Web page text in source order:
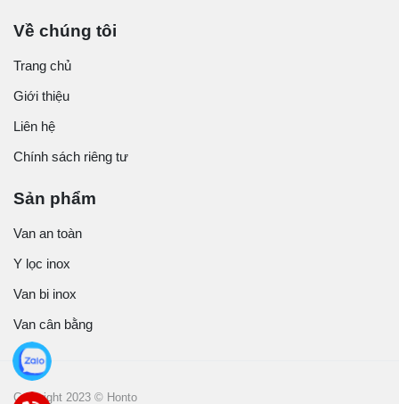
Về chúng tôi
Trang chủ
Giới thiệu
Liên hệ
Chính sách riêng tư
Sản phẩm
Van an toàn
Y lọc inox
Van bi inox
Van cân bằng
Copyright 2023 © Honto